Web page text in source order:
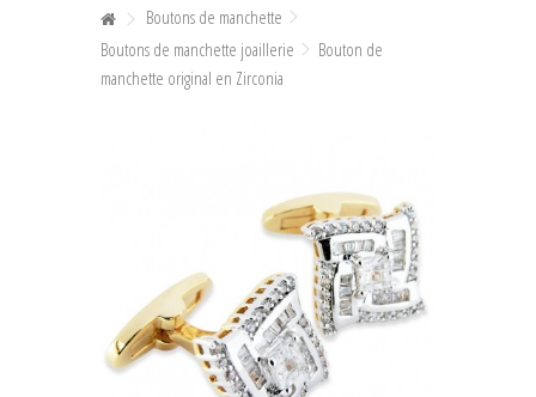
NOEUDS PAPILLON HOMME
NOEUDS PAPILLON FEMME
+
POCHETTES & BOUTONNIÈRES
+
BIJOUX FEMME
BOUTONS DE MANCHETTE
Boutons de manchette
Boutons de manchette joaillerie
Bouton de
manchette original en Zirconia